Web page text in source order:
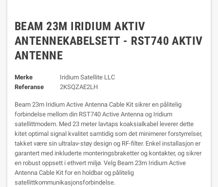
BEAM 23M IRIDIUM AKTIV
ANTENNEKABELSETT - RST740 AKTIV
ANTENNE
Merke
Iridium Satellite LLC
Referanse
2KSQZAE2LH
Beam 23m Iridium Active Antenna Cable Kit sikrer en pålitelig
forbindelse mellom din RST740 Active Antenna og Iridium
satellittmodem. Med 23 meter lavtaps koaksialkabel leverer dette
kitet optimal signal kvalitet samtidig som det minimerer forstyrrelser,
takket være sin ultralav-støy design og RF-filter. Enkel installasjon er
garantert med inkluderte monteringsbraketter og kontakter, og sikrer
en robust oppsett i ethvert miljø. Velg Beam 23m Iridium Active
Antenna Cable Kit for en holdbar og pålitelig
satellittkommunikasjonsforbindelse.